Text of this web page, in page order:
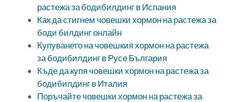
растежа за бодибилдинг в Испания
Как да стигнем човешки хормон на растежа за
боди билдинг онлайн
Купуването на човешкия хормон на растежа
за бодибилдинг в Русе България
Къде да купя човешки хормон на растежа за
бодибилдинг в Италия
Поръчайте човешки хормон на растежа за